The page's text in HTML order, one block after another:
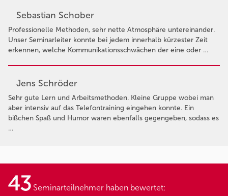
Sebastian Schober
Professionelle Methoden, sehr nette Atmosphäre untereinander.
Unser Seminarleiter konnte bei jedem innerhalb kürzester Zeit
erkennen, welche Kommunikationsschwächen der eine oder …
Jens Schröder
Sehr gute Lern und Arbeitsmethoden. Kleine Gruppe wobei man
aber intensiv auf das Telefontraining eingehen konnte. Ein
bißchen Spaß und Humor waren ebenfalls gegengeben, sodass es
…
43 Seminarteilnehmer haben bewertet: